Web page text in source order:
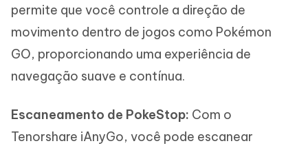
permite que você controle a direção de
movimento dentro de jogos como Pokémon
GO, proporcionando uma experiência de
navegação suave e contínua.
Escaneamento de PokeStop: Com o
Tenorshare iAnyGo, você pode escanear